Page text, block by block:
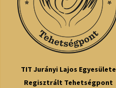
TIT Jurányi Lajos Egyesülete
Regisztrált Tehetségpont